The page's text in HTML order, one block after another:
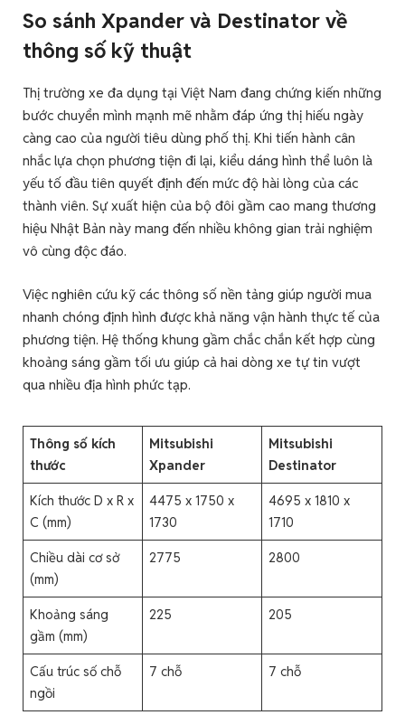
So sánh Xpander và Destinator về
thông số kỹ thuật
Thị trường xe đa dụng tại Việt Nam đang chứng kiến những
bước chuyển mình mạnh mẽ nhằm đáp ứng thị hiếu ngày
càng cao của người tiêu dùng phố thị. Khi tiến hành cân
nhắc lựa chọn phương tiện đi lại, kiểu dáng hình thể luôn là
yếu tố đầu tiên quyết định đến mức độ hài lòng của các
thành viên. Sự xuất hiện của bộ đôi gầm cao mang thương
hiệu Nhật Bản này mang đến nhiều không gian trải nghiệm
vô cùng độc đáo.
Việc nghiên cứu kỹ các thông số nền tảng giúp người mua
nhanh chóng định hình được khả năng vận hành thực tế của
phương tiện. Hệ thống khung gầm chắc chắn kết hợp cùng
khoảng sáng gầm tối ưu giúp cả hai dòng xe tự tin vượt
qua nhiều địa hình phức tạp.
Thông số kích
thước
Mitsubishi
Xpander
Mitsubishi
Destinator
Kích thước D x R x
C (mm)
4475 x 1750 x
1730
4695 x 1810 x
1710
Chiều dài cơ sở
(mm)
2775 2800
Khoảng sáng
gầm (mm)
225 205
Cấu trúc số chỗ
ngồi
7 chỗ 7 chỗ